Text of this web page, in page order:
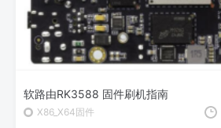
软路由RK3588 固件刷机指南
X86_X64固件